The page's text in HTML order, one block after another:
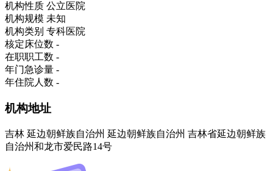
机构性质 公立医院
机构规模 未知
机构类别 专科医院
核定床位数 -
在职职工数 -
年门急诊量 -
年住院人数 -
机构地址
吉林 延边朝鲜族自治州 延边朝鲜族自治州 吉林省延边朝鲜族
自治州和龙市爱民路14号